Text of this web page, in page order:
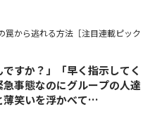
罠から逃れる方法［注目連載ピック
ですか？」「早く指示してく
事態なのにグループの人達
薄笑いを浮かべて…